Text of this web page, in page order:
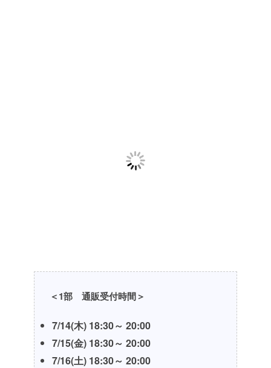
＜1部 通販受付時間＞
7/14(木) 18:30～ 20:00
7/15(金) 18:30～ 20:00
7/16(土) 18:30～ 20:00